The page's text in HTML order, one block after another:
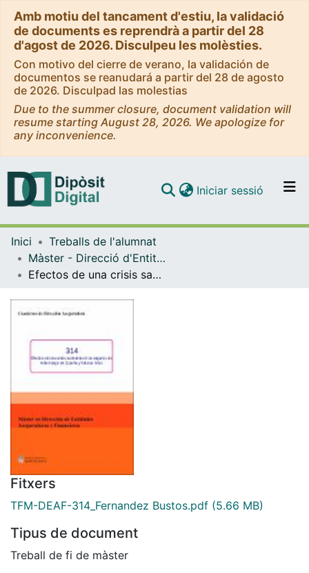
Amb motiu del tancament d'estiu, la validació
de documents es reprendrà a partir del 28
d'agost de 2026. Disculpeu les molèsties.
Con motivo del cierre de verano, la validación de
documentos se reanudará a partir del 28 de agosto
de 2026. Disculpad las molestias
Due to the summer closure, document validation will
resume starting August 28, 2026. We apologize for
any inconvenience.
Navega per tot el DD
Iniciar sessió (current)
Inici
Treballs de l'alumnat
Màster - Direcció d'Entitats Asseguradores i Financeres (DEAF)
Efectos de una crisis sanitaria en los seguros de vida-riesgo en España y futuros retos
Fitxers
TFM-DEAF-314_Fernandez Bustos.pdf (5.66 MB)
Tipus de document
Treball de fi de màster